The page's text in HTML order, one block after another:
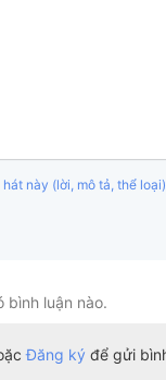
này (lời, mô tả, thể loại)